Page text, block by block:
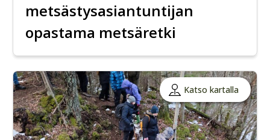
metsästysasiantuntijan
opastama metsäretki
Katso kartalla